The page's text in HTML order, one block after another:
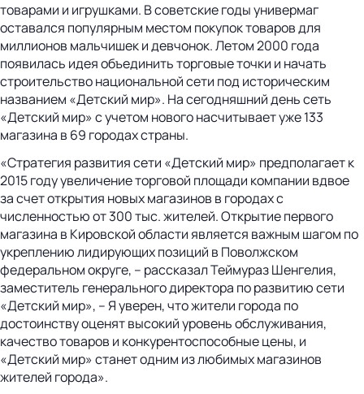
товарами и игрушками. В советские годы универмаг
оставался популярным местом покупок товаров для
миллионов мальчишек и девчонок. Летом 2000 года
появилась идея объединить торговые точки и начать
строительство национальной сети под историческим
названием «Детский мир». На сегодняшний день сеть
«Детский мир» с учетом нового насчитывает уже 133
магазина в 69 городах страны.
«Стратегия развития сети «Детский мир» предполагает к
2015 году увеличение торговой площади компании вдвое
за счет открытия новых магазинов в городах с
численностью от 300 тыс. жителей. Открытие первого
магазина в Кировской области является важным шагом по
укреплению лидирующих позиций в Поволжском
федеральном округе, – рассказал Теймураз Шенгелия,
заместитель генерального директора по развитию сети
«Детский мир», – Я уверен, что жители города по
достоинству оценят высокий уровень обслуживания,
качество товаров и конкурентоспособные цены, и
«Детский мир» станет одним из любимых магазинов
жителей города».